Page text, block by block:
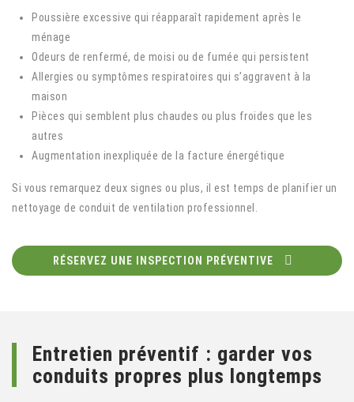
Poussière excessive qui réapparaît rapidement après le
ménage
Odeurs de renfermé, de moisi ou de fumée qui persistent
Allergies ou symptômes respiratoires qui s’aggravent à la
maison
Pièces qui semblent plus chaudes ou plus froides que les
autres
Augmentation inexpliquée de la facture énergétique
Si vous remarquez deux signes ou plus, il est temps de planifier un
nettoyage de conduit de ventilation professionnel.
RÉSERVEZ UNE INSPECTION PRÉVENTIVE
Entretien préventif : garder vos
conduits propres plus longtemps